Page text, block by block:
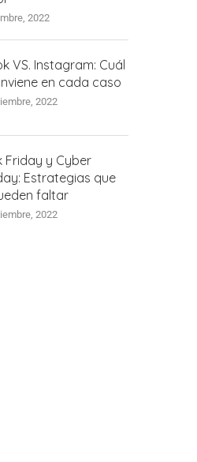
2022
VS. Instagram: Cuál
en cada caso
2022
Friday y Cyber
Estrategias que
faltar
2022